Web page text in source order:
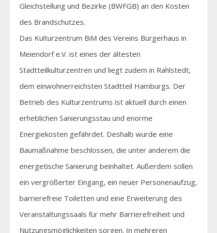
Gleichstellung und Bezirke (BWFGB) an den Kosten
des Brandschutzes.
Das Kulturzentrum BiM des Vereins Bürgerhaus in
Meiendorf e.V. ist eines der ältesten
Stadtteilkulturzentren und liegt zudem in Rahlstedt,
dem einwohnerreichsten Stadtteil Hamburgs. Der
Betrieb des Kulturzentrums ist aktuell durch einen
erheblichen Sanierungsstau und enorme
Energiekosten gefährdet. Deshalb wurde eine
Baumaßnahme beschlossen, die unter anderem die
energetische Sanierung beinhaltet. Außerdem sollen
ein vergrößerter Eingang, ein neuer Personenaufzug,
barrierefreie Toiletten und eine Erweiterung des
Veranstaltungssaals für mehr Barrierefreiheit und
Nutzungsmöglichkeiten sorgen. In mehreren